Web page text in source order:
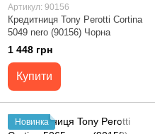
Артикул: 90156
Кредитниця Tony Perotti Cortina
5049 nero (90156) Чорна
1 448 грн
Купити
Новинка